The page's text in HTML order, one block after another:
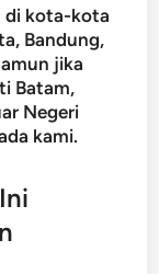
di kota-kota
Bandung,
jika
Batam,
Negeri
kami.